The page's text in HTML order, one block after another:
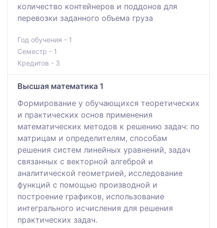
количество контейнеров и поддонов для
перевозки заданного объема груза
Год обучения - 1
Семестр - 1
Кредитов - 3
Высшая математика 1
Формирование у обучающихся теоретических
и практических основ применения
математических методов к решению задач: по
матрицам и определителям, способам
решения систем линейных уравнений, задач
связанных с векторной алгеброй и
аналитической геометрией, исследование
функций с помощью производной и
построение графиков, использование
интегрального исчисления для решения
практических задач.